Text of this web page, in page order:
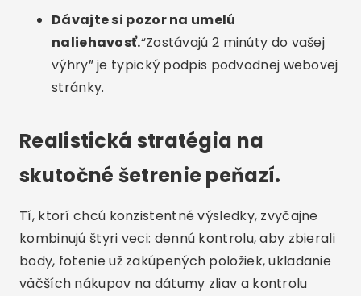
Dávajte si pozor na umelú
naliehavosť.“Zostávajú 2 minúty do vašej
výhry” je typický podpis podvodnej webovej
stránky.
Realistická stratégia na
skutočné šetrenie peňazí.
Tí, ktorí chcú konzistentné výsledky, zvyčajne
kombinujú štyri veci: dennú kontrolu, aby zbierali
body, fotenie už zakúpených položiek, ukladanie
väčších nákupov na dátumy zliav a kontrolu